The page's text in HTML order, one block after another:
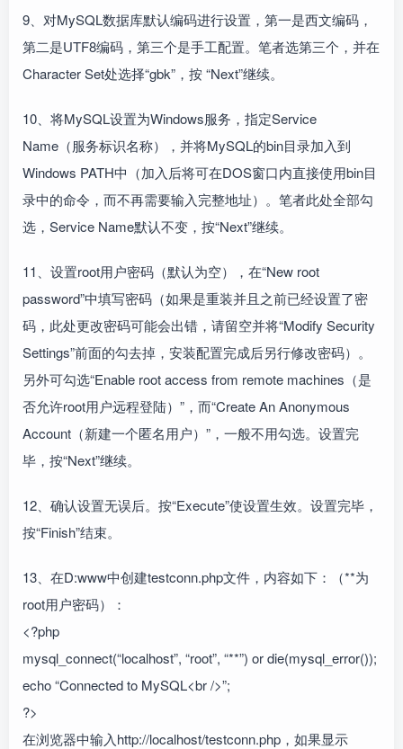
9、对MySQL数据库默认编码进行设置，第一是西文编码，
第二是UTF8编码，第三个是手工配置。笔者选第三个，并在
Character Set处选择“gbk”，按 “Next”继续。
10、将MySQL设置为Windows服务，指定Service
Name（服务标识名称），并将MySQL的bin目录加入到
Windows PATH中（加入后将可在DOS窗口内直接使用bin目
录中的命令，而不再需要输入完整地址）。笔者此处全部勾
选，Service Name默认不变，按“Next”继续。
11、设置root用户密码（默认为空），在“New root
password”中填写密码（如果是重装并且之前已经设置了密
码，此处更改密码可能会出错，请留空并将“Modify Security
Settings”前面的勾去掉，安装配置完成后另行修改密码）。
另外可勾选“Enable root access from remote machines（是
否允许root用户远程登陆）”，而“Create An Anonymous
Account（新建一个匿名用户）”，一般不用勾选。设置完
毕，按“Next”继续。
12、确认设置无误后。按“Execute”使设置生效。设置完毕，
按“Finish”结束。
13、在D:www中创建testconn.php文件，内容如下：（**为
root用户密码）：
<?php
mysql_connect(“localhost”, “root”, “**”) or die(mysql_error());
echo “Connected to MySQL<br />”;
?>
在浏览器中输入http://localhost/testconn.php，如果显示